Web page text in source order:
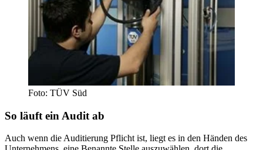
Foto: TÜV Süd
So läuft ein Audit ab
Auch wenn die Auditierung Pflicht ist, liegt es in den Händen des